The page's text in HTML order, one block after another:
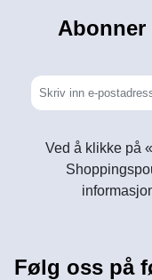
Abonner
Ved å klikke på
Følg oss på